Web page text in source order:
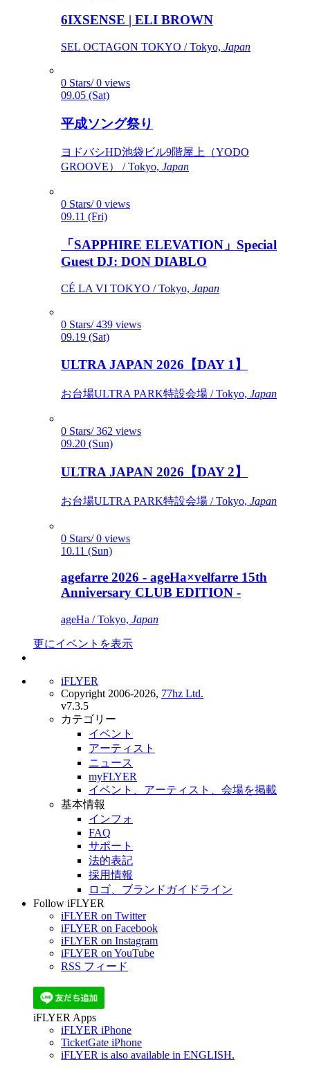
6IXSENSE | ELI BROWN
SEL OCTAGON TOKYO / Tokyo, Japan
0 Stars/ 0 views
09.05 (Sat)
平成ソング祭り
ヨドバシHD池袋ビル9階屋上（YODO
GROOVE） / Tokyo, Japan
0 Stars/ 0 views
09.11 (Fri)
「SAPPHIRE ELEVATION」Special
Guest DJ: DON DIABLO
CÉ LA VI TOKYO / Tokyo, Japan
0 Stars/ 439 views
09.19 (Sat)
ULTRA JAPAN 2026【DAY 1】
お台場ULTRA PARK特設会場 / Tokyo, Japan
0 Stars/ 362 views
09.20 (Sun)
ULTRA JAPAN 2026【DAY 2】
お台場ULTRA PARK特設会場 / Tokyo, Japan
0 Stars/ 0 views
10.11 (Sun)
agefarre 2026 - ageHa×velfarre 15th
Anniversary CLUB EDITION -
ageHa / Tokyo, Japan
更にイベントを表示
iFLYER
Copyright 2006-2026, 77hz Ltd.
v7.3.5
カテゴリー
イベント
アーティスト
ニュース
myFLYER
イベント、アーティスト、会場を掲載
基本情報
インフォ
FAQ
サポート
法的表記
採用情報
ロゴ、ブランドガイドライン
Follow iFLYER
iFLYER on Twitter
iFLYER on Facebook
iFLYER on Instagram
iFLYER on YouTube
RSS フィード
iFLYER Apps
iFLYER iPhone
TicketGate iPhone
iFLYER is also available in ENGLISH.